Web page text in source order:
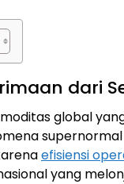
dari
global
efisiensi
yang